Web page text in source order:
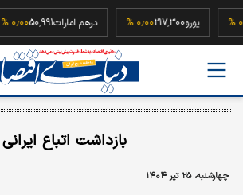
۰٫۰۰ % یورو217,300 ۰٫۰۰ % درهم امارات50,991 ۰٫۰۰ %
بازداشت اتباع ایرانی
چهارشنبه، ۲۵ تیر ۱۴۰۴